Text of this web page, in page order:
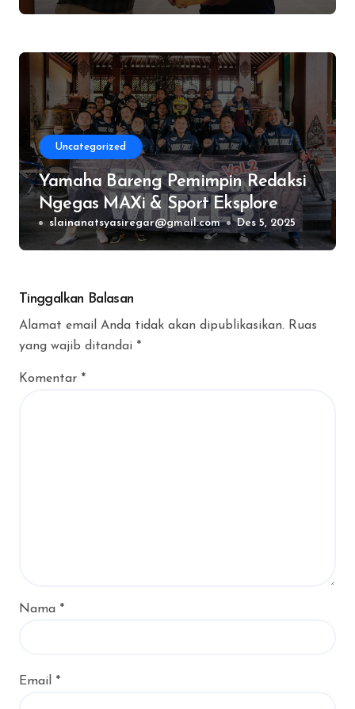
Uncategorized
Yamaha Bareng Pemimpin Redaksi
Ngegas MAXi & Sport Eksplore
Jalur Ikonik Jawa Tengah
slainanatsyasiregar@gmail.com Des 5, 2025
Tinggalkan Balasan
Alamat email Anda tidak akan dipublikasikan. Ruas
yang wajib ditandai *
Komentar *
Nama *
Email *